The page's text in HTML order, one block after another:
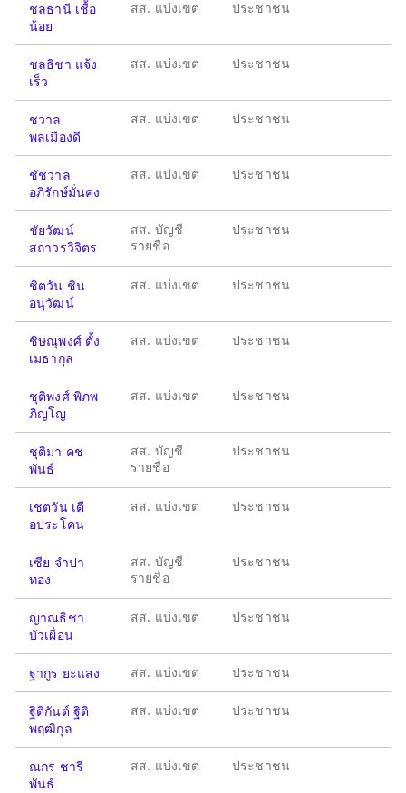
ชลธานี เชื้อ
น้อย
สส. แบ่งเขต ประชาชน
ชลธิชา แจ้ง
เร็ว
สส. แบ่งเขต ประชาชน
ชวาล
พลเมืองดี
สส. แบ่งเขต ประชาชน
ชัชวาล
อภิรักษ์มั่นคง
สส. แบ่งเขต ประชาชน
ชัยวัฒน์
สถาวรวิจิตร
สส. บัญชี
รายชื่อ
ประชาชน
ชิตวัน ชิน
อนุวัฒน์
สส. แบ่งเขต ประชาชน
ชิษณุพงศ์ ตั้ง
เมธากุล
สส. แบ่งเขต ประชาชน
ชุติพงศ์ พิภพ
ภิญโญ
สส. แบ่งเขต ประชาชน
ชุติมา คช
พันธ์
สส. บัญชี
รายชื่อ
ประชาชน
เชตวัน เตื
อประโคน
สส. แบ่งเขต ประชาชน
เซีย จำปา
ทอง
สส. บัญชี
รายชื่อ
ประชาชน
ญาณธิชา
บัวเผื่อน
สส. แบ่งเขต ประชาชน
ฐากูร ยะแสง สส. แบ่งเขต ประชาชน
ฐิติกันต์ ฐิติ
พฤฒิกุล
สส. แบ่งเขต ประชาชน
ณกร ชารี
พันธ์
สส. แบ่งเขต ประชาชน